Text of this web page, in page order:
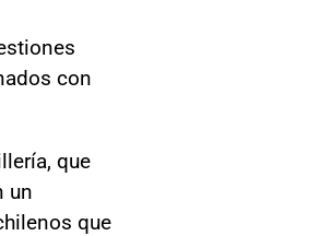
con
que
un
que